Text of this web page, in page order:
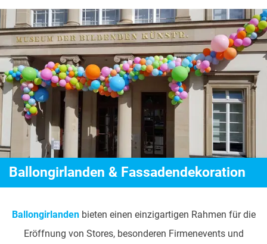
Ballongirlanden & Fassadendekoration
Ballongirlandenbieten einen einzigartigen Rahmen für die
Eröffnung von Stores, besonderen Firmenevents und